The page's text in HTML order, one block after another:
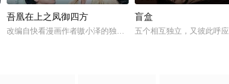
在无普及监控、无DNA鉴定技术的支持下，通过摸排、勘查等
吾凰在上之凤御四方
改编自快看漫画作者嗷小泽的独家连载漫画《吾凰在上》。
盲盒
五个相互独立，又彼此呼